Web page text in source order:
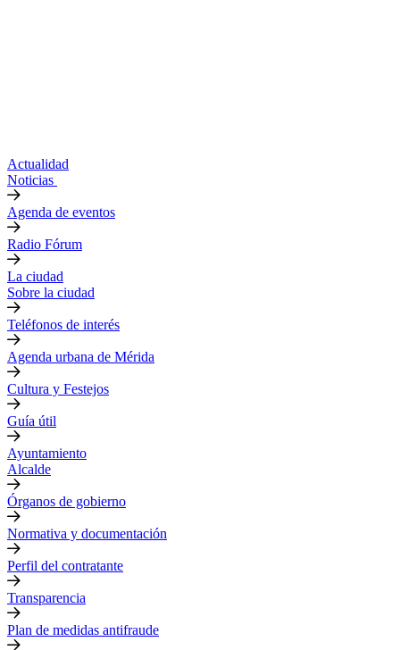
Actualidad
Noticias
Agenda de eventos
Radio Fórum
La ciudad
Sobre la ciudad
Teléfonos de interés
Agenda urbana de Mérida
Cultura y Festejos
Guía útil
Ayuntamiento
Alcalde
Órganos de gobierno
Normativa y documentación
Perfil del contratante
Transparencia
Plan de medidas antifraude